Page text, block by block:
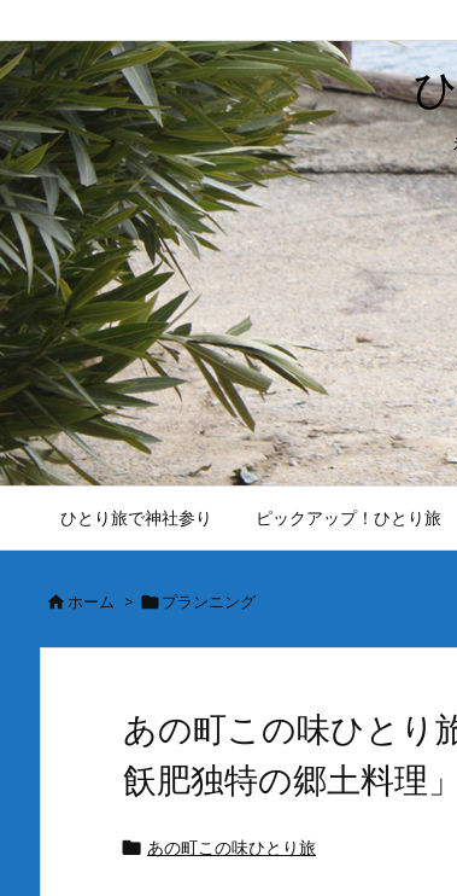
ひとり旅で神社参り ピックアップ！ひとり旅
ホーム > プランニング
あの町この味ひとり
飫肥独特の郷土料理」
 あの町この味ひとり旅